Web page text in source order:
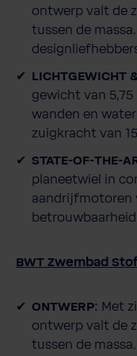
ontwerp valt de
tussen de
LICHTGEWICHT
gewicht van
wanden en
zuigkracht van
STATE-OF-THE-
planeetwiel in
aandrijfmotoren
betrouwbaarheid
BWT Zwembad
ONTWERP: Met
ontwerp valt de
tussen de